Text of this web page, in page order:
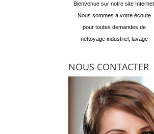
automobile écologique à la vapeur
Notre solution de nettoyage bio
automobile n'utilise pas d'eau et
aucun produit néfaste pour
préservez votre environnement.
NOUS CONTACTER